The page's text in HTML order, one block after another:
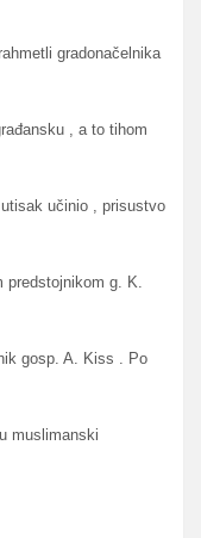
gradonačelnika
, a to tihom
učinio , prisustvo
g. K.
gosp. A. Kiss . Po
muslimanski